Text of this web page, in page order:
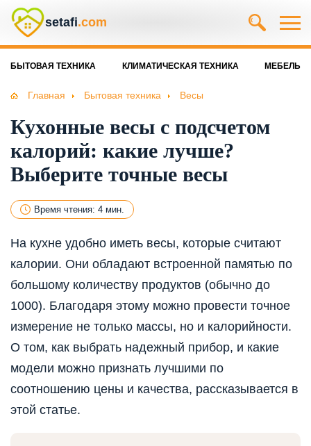
setafi.com
БЫТОВАЯ ТЕХНИКА КЛИМАТИЧЕСКАЯ ТЕХНИКА МЕБЕЛЬ
Главная Бытовая техника Весы
Кухонные весы с подсчетом
калорий: какие лучше?
Выберите точные весы
Время чтения: 4 мин.
На кухне удобно иметь весы, которые считают
калории. Они обладают встроенной памятью по
большому количеству продуктов (обычно до
1000). Благодаря этому можно провести точное
измерение не только массы, но и калорийности.
О том, как выбрать надежный прибор, и какие
модели можно признать лучшими по
соотношению цены и качества, рассказывается в
этой статье.